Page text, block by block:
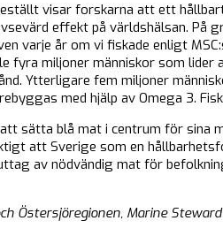
visar forskarna att ett
effekt på världshälsan. På
varje år om vi fiskade enligt
miljoner människor som lider
Ytterligare fem miljoner
med hjälp av Omega 3.
sätta blå mat i centrum för sina
att Sverige som en
av nödvändig mat för
Östersjöregionen, Marine